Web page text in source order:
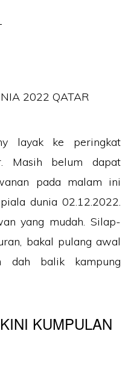
layak ke peringkat
Masih belum dapat
pada malam ini
dunia 02.12.2022.
yang mudah. Silap-
bakal pulang awal
dah balik kampung
KUMPULAN